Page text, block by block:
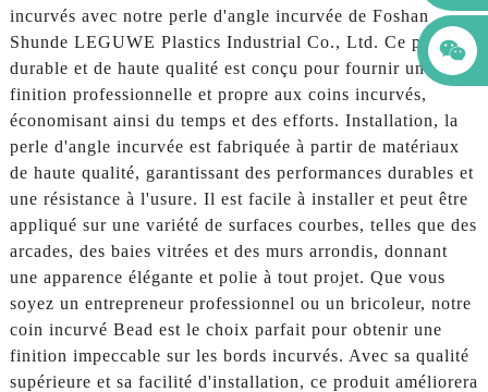
incurvés avec notre perle d'angle incurvée de Foshan
Shunde LEGUWE Plastics Industrial Co., Ltd. Ce produit
durable et de haute qualité est conçu pour fournir une
finition professionnelle et propre aux coins incurvés,
économisant ainsi du temps et des efforts. Installation, la
perle d'angle incurvée est fabriquée à partir de matériaux
de haute qualité, garantissant des performances durables et
une résistance à l'usure. Il est facile à installer et peut être
appliqué sur une variété de surfaces courbes, telles que des
arcades, des baies vitrées et des murs arrondis, donnant
une apparence élégante et polie à tout projet. Que vous
soyez un entrepreneur professionnel ou un bricoleur, notre
coin incurvé Bead est le choix parfait pour obtenir une
finition impeccable sur les bords incurvés. Avec sa qualité
supérieure et sa facilité d'installation, ce produit améliorera